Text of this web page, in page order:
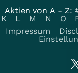
Aktien von A - Z:
K
L M N O
Impressum